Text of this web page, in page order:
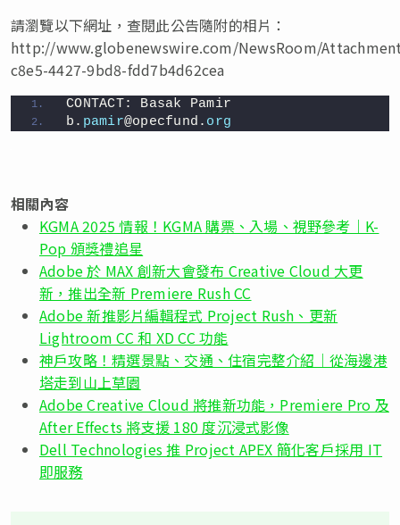
請瀏覽以下網址，查閱此公告隨附的相片：
http://www.globenewswire.com/NewsRoom/
c8e5-4427-9bd8-fdd7b4d62cea
CONTACT: Basak Pamir
b. pamir@opecfund. org
相關內容
KGMA 2025 情報！KGMA 購票、入場、視野參考｜K-
Pop 頒獎禮追星
Adobe 於 MAX 創新大會發布 Creative Cloud 大更
新，推出全新 Premiere Rush CC
Adobe 新推影片編輯程式 Project Rush、更新
Lightroom CC 和 XD CC 功能
神戶攻略！精選景點、交通、住宿完整介紹｜從海邊港
塔走到山上草園
Adobe Creative Cloud 將推新功能，Premiere Pro 及
After Effects 將支援 180 度沉浸式影像
Dell Technologies 推 Project APEX 簡化客戶採用 IT
即服務